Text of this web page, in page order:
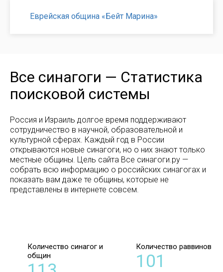
Еврейская община «Бейт Марина»
Все синагоги — Статистика
поисковой системы
Россия и Израиль долгое время поддерживают
сотрудничество в научной, образовательной и
культурной сферах. Каждый год в России
открываются новые синагоги, но о них знают только
местные общины. Цель сайта Все синагоги.ру —
собрать всю информацию о российских синагогах и
показать вам даже те общины, которые не
представлены в интернете совсем.
Количество синагог и
общин
Количество раввинов
101